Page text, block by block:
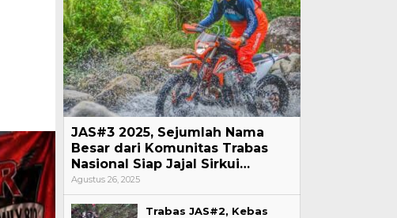
JAS#3 2025, Sejumlah Nama
Besar dari Komunitas Trabas
Nasional Siap Jajal Sirkui…
Agustus 26, 2025
Trabas JAS#2, Kebas